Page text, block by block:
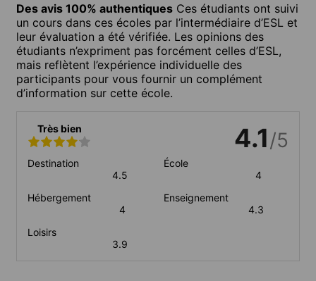
Des avis 100% authentiques Ces étudiants ont suivi
un cours dans ces écoles par l’intermédiaire d’ESL et
leur évaluation a été vérifiée. Les opinions des
étudiants n’expriment pas forcément celles d’ESL,
mais reflètent l’expérience individuelle des
participants pour vous fournir un complément
d’information sur cette école.
Très bien 4.1/5
Destination
4.5
École
4
Hébergement
4
Enseignement
4.3
Loisirs
3.9